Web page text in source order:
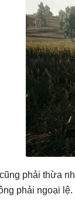
phải thừa
phải ngoại